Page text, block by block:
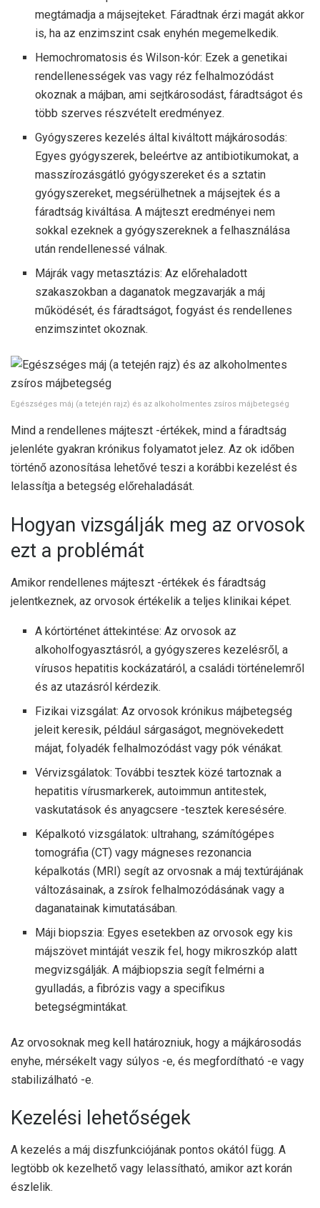
megtámadja a májsejteket. Fáradtnak érzi magát akkor
is, ha az enzimszint csak enyhén megemelkedik.
Hemochromatosis és Wilson-kór: Ezek a genetikai
rendellenességek vas vagy réz felhalmozódást
okoznak a májban, ami sejtkárosodást, fáradtságot és
több szerves részvételt eredményez.
Gyógyszeres kezelés által kiváltott májkárosodás:
Egyes gyógyszerek, beleértve az antibiotikumokat, a
masszírozásgátló gyógyszereket és a sztatin
gyógyszereket, megsérülhetnek a májsejtek és a
fáradtság kiváltása. A májteszt eredményei nem
sokkal ezeknek a gyógyszereknek a felhasználása
után rendellenessé válnak.
Májrák vagy metasztázis: Az előrehaladott
szakaszokban a daganatok megzavarják a máj
működését, és fáradtságot, fogyást és rendellenes
enzimszintet okoznak.
Egészséges máj (a tetején rajz) és az alkoholmentes zsíros májbetegség
Mind a rendellenes májteszt -értékek, mind a fáradtság
jelenléte gyakran krónikus folyamatot jelez. Az ok időben
történő azonosítása lehetővé teszi a korábbi kezelést és
lelassítja a betegség előrehaladását.
Hogyan vizsgálják meg az orvosok
ezt a problémát
Amikor rendellenes májteszt -értékek és fáradtság
jelentkeznek, az orvosok értékelik a teljes klinikai képet.
A kórtörténet áttekintése: Az orvosok az
alkoholfogyasztásról, a gyógyszeres kezelésről, a
vírusos hepatitis kockázatáról, a családi történelemről
és az utazásról kérdezik.
Fizikai vizsgálat: Az orvosok krónikus májbetegség
jeleit keresik, például sárgaságot, megnövekedett
májat, folyadék felhalmozódást vagy pók vénákat.
Vérvizsgálatok: További tesztek közé tartoznak a
hepatitis vírusmarkerek, autoimmun antitestek,
vaskutatások és anyagcsere -tesztek keresésére.
Képalkotó vizsgálatok: ultrahang, számítógépes
tomográfia (CT) vagy mágneses rezonancia
képalkotás (MRI) segít az orvosnak a máj textúrájának
változásainak, a zsírok felhalmozódásának vagy a
daganatainak kimutatásában.
Máji biopszia: Egyes esetekben az orvosok egy kis
májszövet mintáját veszik fel, hogy mikroszkóp alatt
megvizsgálják. A májbiopszia segít felmérni a
gyulladás, a fibrózis vagy a specifikus
betegségmintákat.
Az orvosoknak meg kell határozniuk, hogy a májkárosodás
enyhe, mérsékelt vagy súlyos -e, és megfordítható -e vagy
stabilizálható -e.
Kezelési lehetőségek
A kezelés a máj diszfunkciójának pontos okától függ. A
legtöbb ok kezelhető vagy lelassítható, amikor azt korán
észlelik.